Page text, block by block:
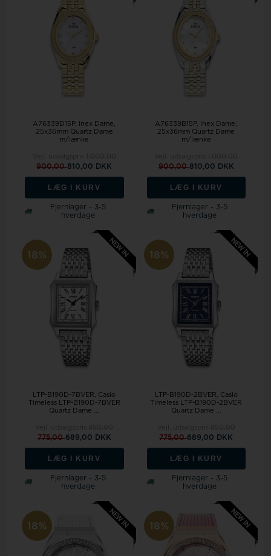
A76339D15P, Inex Dame,
25x36mm Quartz Dame
m/lænke
900,00810,00 DKK
LÆG I KURV
Fjernlager - 3-5
hverdage
A76339B15P, Inex Dame,
25x36mm Quartz Dame
m/lænke
900,00810,00 DKK
LÆG I KURV
Fjernlager - 3-5
hverdage
18%
LTP-B190D-7BVER, Casio
Timeless LTP-B190D-7BVER
Quartz Dame ...
775,00689,00 DKK
LÆG I KURV
Fjernlager - 3-5
hverdage
18%
LTP-B190D-2BVER, Casio
Timeless LTP-B190D-2BVER
Quartz Dame ...
775,00689,00 DKK
LÆG I KURV
Fjernlager - 3-5
hverdage
18% 18%